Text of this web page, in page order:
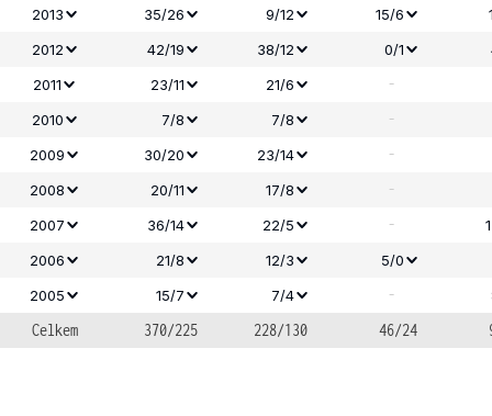
2013
35/26 9/12 15/6
2012
42/19 38/12 0/1
2011
23/11 21/6 -
2010
7/8 7/8 -
2009 30/20 23/14 -
2008
20/11 17/8 -
2007
36/14 22/5 -
2006
21/8 12/3 5/0
2005
15/7 7/4 -
Celkem 370/225 228/130 46/24